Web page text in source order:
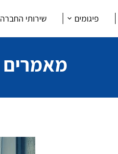
פיגומים שירותי החברה
מאמרים